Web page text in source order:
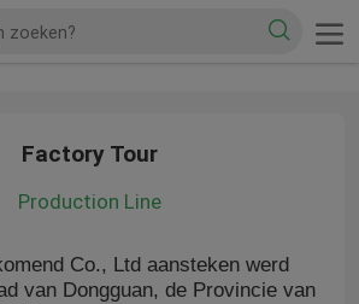
Factory Tour
Production Line
Co., Ltd aansteken werd
van Dongguan, de Provincie van